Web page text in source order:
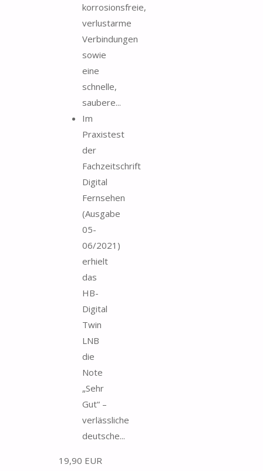
korrosionsfreie,
verlustarme
Verbindungen
sowie
eine
schnelle,
saubere...
Im
Praxistest
der
Fachzeitschrift
Digital
Fernsehen
(Ausgabe
05-
06/2021)
erhielt
das
HB-
Digital
Twin
LNB
die
Note
„Sehr
Gut“ –
verlässliche
deutsche...
19,90 EUR